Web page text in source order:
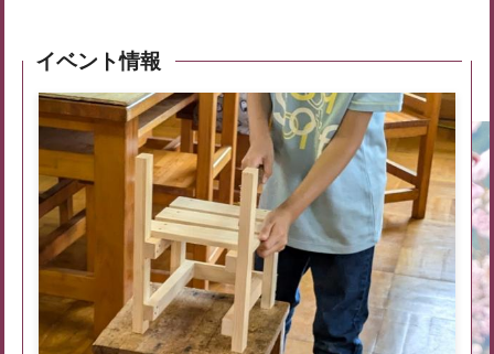
イベント情報